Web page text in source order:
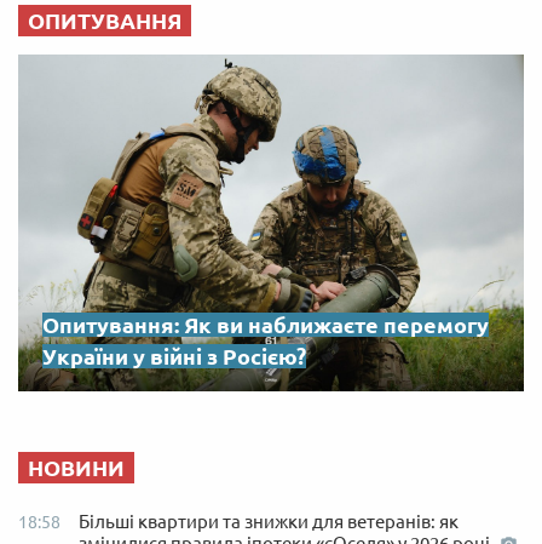
ОПИТУВАННЯ
Опитування: Як ви наближаєте перемогу
України у війні з Росією?
НОВИНИ
18:58
Більші квартири та знижки для ветеранів: як